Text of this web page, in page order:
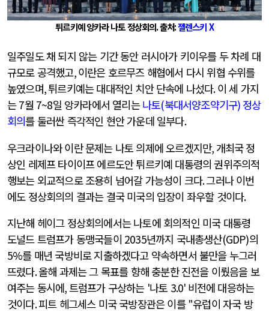
튀르키예 앙카라 나토 정상회의.출처:젤렌스키X
일주일도 채 되지 않는 기간 동안 러시아가 키이우를 두 차례 대
규모로 공격했고,이란은 호르무즈 해협에서 다시 위협 수위를
높였으며,튀르키예는 대대적인 치안 단속에 나섰다.이 세 가지
는7월 7~8일 앙카라에서 열리는나토(북대서양조약기구) 정상
회의를 둘러싼 즉각적인 현안 가운데 일부다.
우크라이나와 이란 문제는 나토 의제에 오르겠지만, 개최국 정
상인 레제프 타이이프 에르도안 튀르키예 대통령의 권위주의적
행보는 외교적으로 조용히 넘어갈 가능성이 크다.그러나 이번
에도 정상회의의 결과는 결국 미국의 입장이 좌우할 것이다.
지난해 헤이그 정상회의에서는 나토에 회의적인 미국 대통령
도널드 트럼프가 동맹국들이 2035년까지 국내총생산(GDP)의
5%를 매년 국방비로 지출하겠다고 약속하면서 불만을 누그러
뜨렸다.올해 과제는 그 목표를 향해 충분한 진전을 이뤘음을 보
여주는 동시에,트럼프가 구상하는 '나토 3.0' 비전에 대응하는
것이다.피트 헤그세스 미국 국방장관은 이를 "유럽이 자국 방